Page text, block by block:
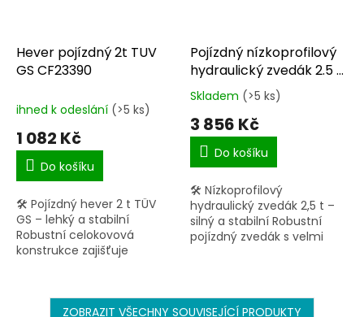
Hever pojízdný 2t TUV
GS CF23390
ihned k odeslání (>5 ks)
1 082 Kč
Do košíku
🛠 Pojízdný hever 2 t TÜV
GS – lehký a stabilní
Robustní celokovová
konstrukce zajišťuje
Nosnost až 2 000 kg Rozsah
Pojízdný nízkoprofilový
hydraulický zvedák 2.5 t
T830018
Průměrné
produktu
5,0
5
hvězdiček.
Skladem (>5 ks)
3 856 Kč
Do košíku
🛠 Nízkoprofilový
hydraulický zvedák 2,5 t –
silný a stabilní Robustní
pojízdný zvedák s velmi
ZOBRAZIT VŠECHNY SOUVISEJÍCÍ PRODUKTY